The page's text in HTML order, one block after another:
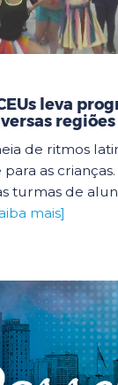
leva
de ritmos
as
turmas de
mais]